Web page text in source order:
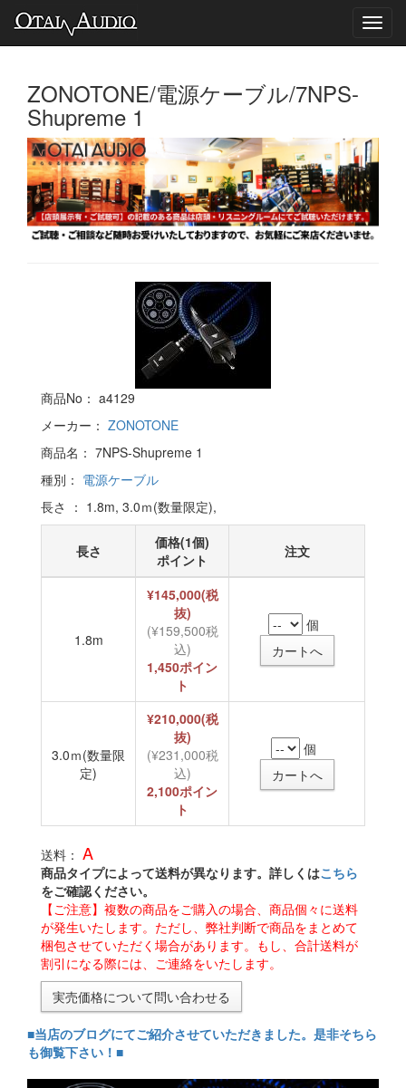
ZONOTONE/電源ケーブル/7NPS-
Shupreme 1
商品No： a4129
メーカー： ZONOTONE
商品名： 7NPS-Shupreme 1
種別： 電源ケーブル
長さ ： 1.8m, 3.0ｍ(数量限定),
長さ
価格(1個)
ポイント
注文
1.8m
¥145,000(税
抜)
(¥159,500税
込)
1,450ポイン
ト
個
3.0ｍ(数量限
定)
¥210,000(税
抜)
(¥231,000税
込)
2,100ポイン
ト
個
送料： A
商品タイプによって送料が異なります。詳しくはこちら
をご確認ください。
【ご注意】複数の商品をご購入の場合、商品個々に送料
が発生いたします。ただし、弊社判断で商品をまとめて
梱包させていただく場合があります。もし、合計送料が
割引になる際には、ご連絡をいたします。
実売価格について問い合わせる
■当店のブログにてご紹介させていただきました。是非そちら
も御覧下さい！■